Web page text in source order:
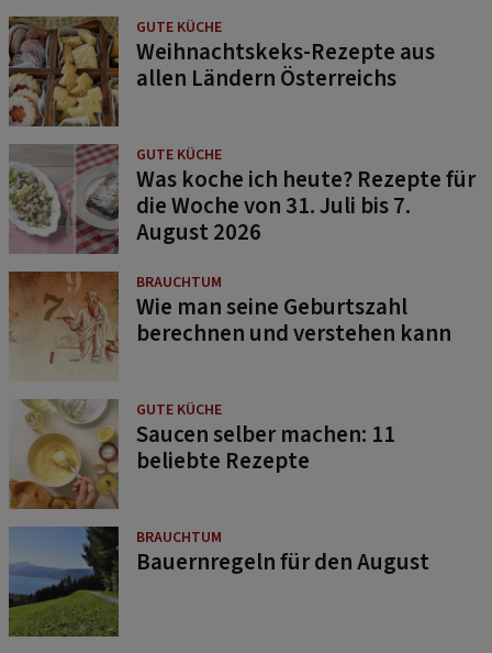
GUTE KÜCHE
Weihnachtskeks-Rezepte aus
allen Ländern Österreichs
GUTE KÜCHE
Was koche ich heute? Rezepte für
die Woche von 31. Juli bis 7.
August 2026
BRAUCHTUM
Wie man seine Geburtszahl
berechnen und verstehen kann
GUTE KÜCHE
Saucen selber machen: 11
beliebte Rezepte
BRAUCHTUM
Bauernregeln für den August